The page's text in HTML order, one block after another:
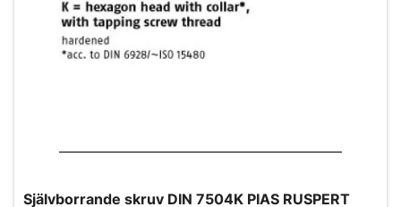
Självborrande skruv DIN 7504K PIAS RUSPERT